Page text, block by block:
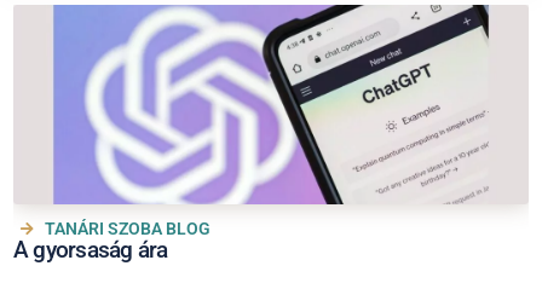
TANÁRI SZOBA BLOG
A gyorsaság ára